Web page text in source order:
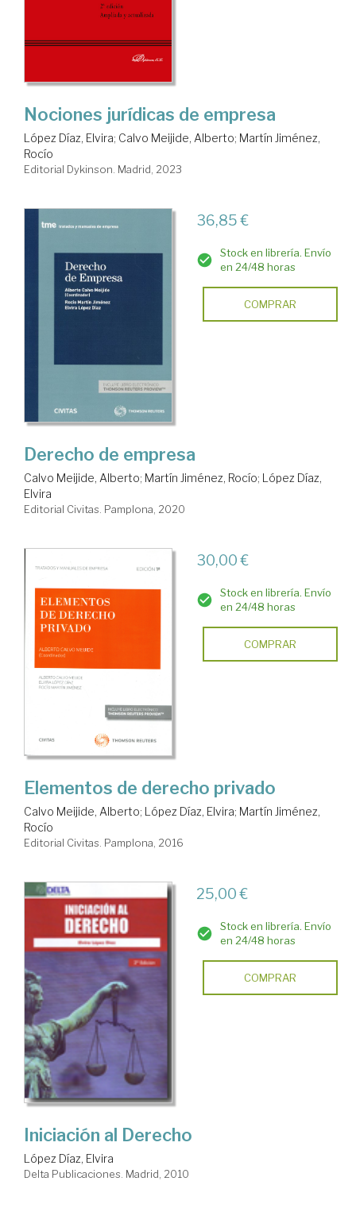
Nociones jurídicas de empresa
López Díaz, Elvira; Calvo Meijide, Alberto; Martín Jiménez,
Rocío
Editorial Dykinson. Madrid, 2023
36,85 €
Stock en librería. Envío
en 24/48 horas
COMPRAR
Derecho de empresa
Calvo Meijide, Alberto; Martín Jiménez, Rocío; López Díaz,
Elvira
Editorial Civitas. Pamplona, 2020
30,00 €
Stock en librería. Envío
en 24/48 horas
COMPRAR
Elementos de derecho privado
Calvo Meijide, Alberto; López Díaz, Elvira; Martín Jiménez,
Rocío
Editorial Civitas. Pamplona, 2016
25,00 €
Stock en librería. Envío
en 24/48 horas
COMPRAR
Iniciación al Derecho
López Díaz, Elvira
Delta Publicaciones. Madrid, 2010